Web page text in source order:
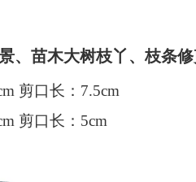
、苗木大树枝丫、枝条
剪口长：7.5cm
剪口长：5cm